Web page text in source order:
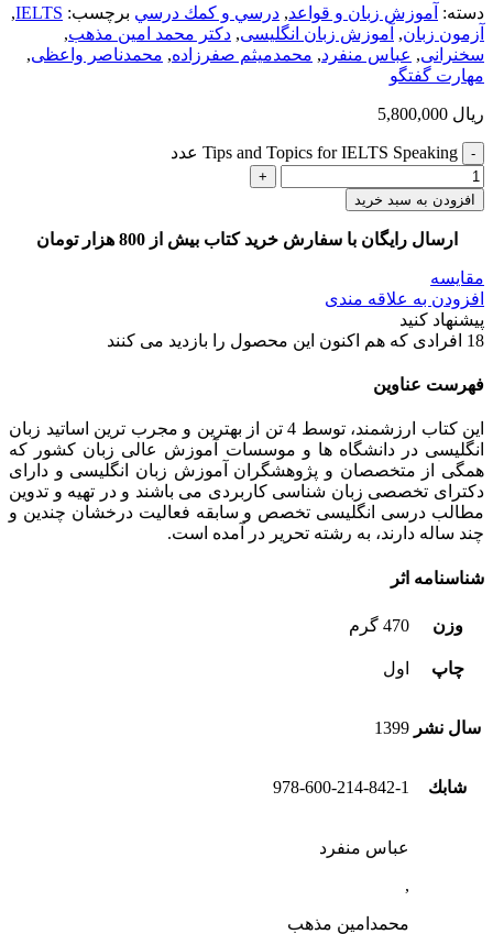
دسته: آموزش زبان و قواعد, درسي و كمك درسي برچسب: IELTS
,
آزمون زبان, آموزش زبان انگلیسی, دکتر محمد امین مذهب,
سخنرانی, عباس منفرد, محمدمیثم صفرزاده, محمدناصر واعظی,
مهارت گفتگو
ریال
Tips and Topics for IELTS Speaking عدد
افزودن به سبد خرید
ارسال رایگان با سفارش خرید کتاب بیش از 800 هزار تومان
مقایسه
افزودن به علاقه مندی
پیشنهاد کنید
18 افرادی که هم اکنون این محصول را بازدید می کنند
فهرست عناوین
این کتاب ارزشمند، توسط 4 تن از بهترین و مجرب ترین اساتید زبان
انگلیسی در دانشگاه ها و موسسات آموزش عالی زبان کشور که
همگی از متخصصان و پژوهشگران آموزش زبان انگلیسی و دارای
دکترای تخصصی زبان شناسی کاربردی می باشند و در تهیه و تدوین
مطالب درسی انگلیسی تخصص و سابقه فعالیت درخشان چندین و
چند ساله دارند، به رشته تحریر در آمده است.
شناسنامه اثر
وزن 470 گرم
چاپ اول
سال نشر 1399
شابك 978-600-214-842-1
عباس منفرد
,
محمدامین مذهب